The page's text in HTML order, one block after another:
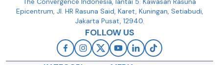
Epicentrum, Jl. HR Rasuna Said, Karet, Kuningan, Setiabudi,
Jakarta Pusat, 12940.
FOLLOW US